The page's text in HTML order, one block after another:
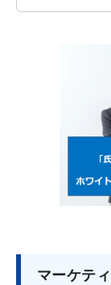
マーケテ